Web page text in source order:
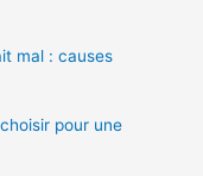
mal : causes
pour une